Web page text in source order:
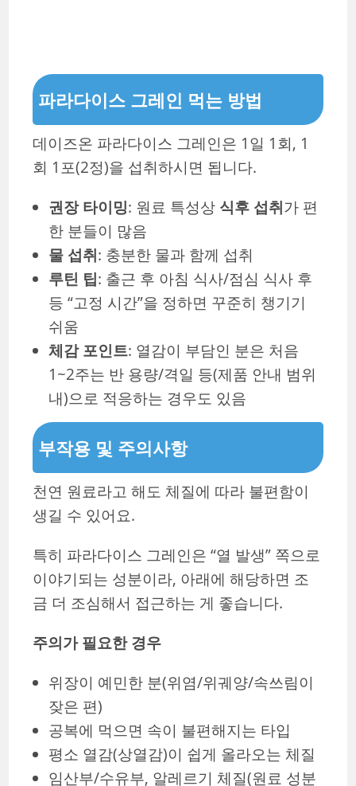
파라다이스 그레인 먹는 방법
데이즈온 파라다이스 그레인은 1일 1회, 1
회 1포(2정)을 섭취하시면 됩니다.
권장 타이밍: 원료 특성상 식후 섭취가 편
한 분들이 많음
물 섭취: 충분한 물과 함께 섭취
루틴 팁: 출근 후 아침 식사/점심 식사 후
등 “고정 시간”을 정하면 꾸준히 챙기기
쉬움
체감 포인트: 열감이 부담인 분은 처음
1~2주는 반 용량/격일 등(제품 안내 범위
내)으로 적응하는 경우도 있음
부작용 및 주의사항
천연 원료라고 해도 체질에 따라 불편함이
생길 수 있어요.
특히 파라다이스 그레인은 “열 발생” 쪽으로
이야기되는 성분이라, 아래에 해당하면 조
금 더 조심해서 접근하는 게 좋습니다.
주의가 필요한 경우
위장이 예민한 분(위염/위궤양/속쓰림이
잦은 편)
공복에 먹으면 속이 불편해지는 타입
평소 열감(상열감)이 쉽게 올라오는 체질
임산부/수유부, 알레르기 체질(원료 성분